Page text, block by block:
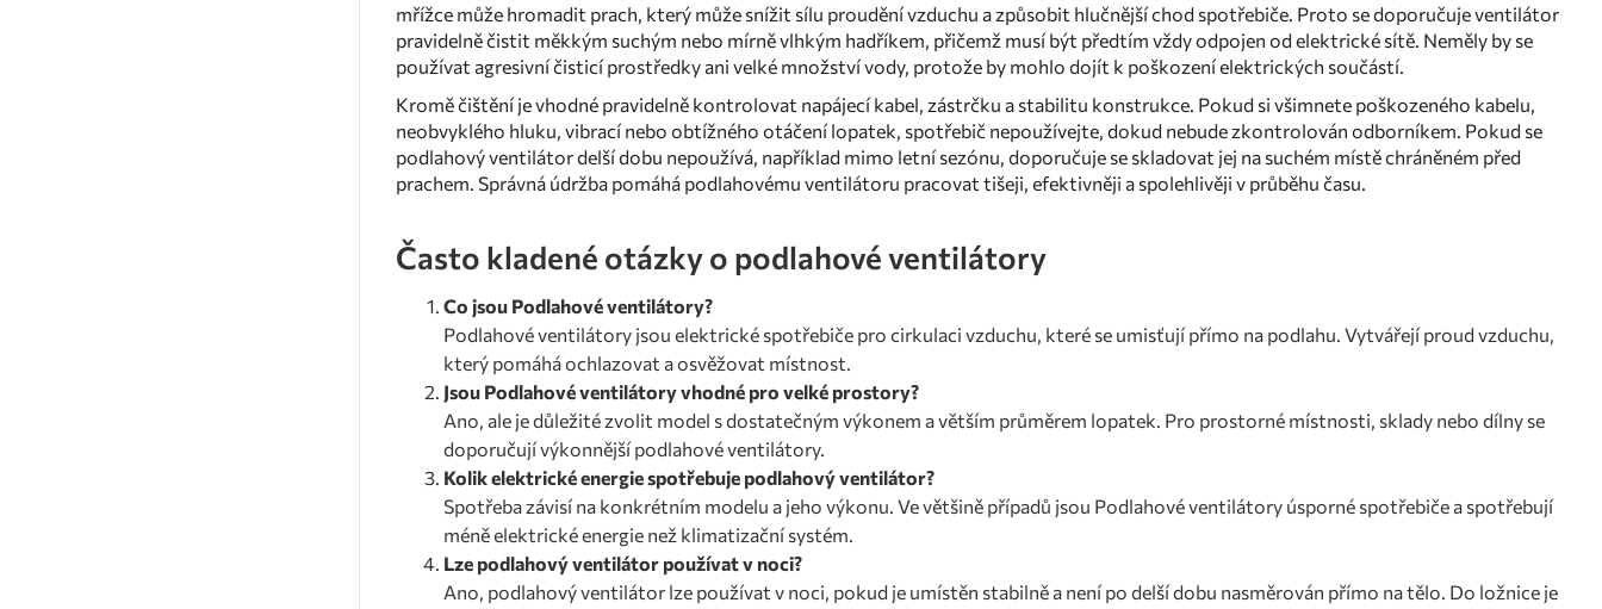
mřížce může hromadit prach, který může snížit sílu proudění vzduchu a způsobit hlučnější chod spotřebiče. Proto se doporučuje ventilátor
pravidelně čistit měkkým suchým nebo mírně vlhkým hadříkem, přičemž musí být předtím vždy odpojen od elektrické sítě. Neměly by se
používat agresivní čisticí prostředky ani velké množství vody, protože by mohlo dojít k poškození elektrických součástí.
Kromě čištění je vhodné pravidelně kontrolovat napájecí kabel, zástrčku a stabilitu konstrukce. Pokud si všimnete poškozeného kabelu,
neobvyklého hluku, vibrací nebo obtížného otáčení lopatek, spotřebič nepoužívejte, dokud nebude zkontrolován odborníkem. Pokud se
podlahový ventilátor delší dobu nepoužívá, například mimo letní sezónu, doporučuje se skladovat jej na suchém místě chráněném před
prachem. Správná údržba pomáhá podlahovému ventilátoru pracovat tišeji, efektivněji a spolehlivěji v průběhu času.
Často kladené otázky o podlahové ventilátory
Co jsou Podlahové ventilátory?
Podlahové ventilátory jsou elektrické spotřebiče pro cirkulaci vzduchu, které se umisťují přímo na podlahu. Vytvářejí proud vzduchu,
který pomáhá ochlazovat a osvěžovat místnost.
Jsou Podlahové ventilátory vhodné pro velké prostory?
Ano, ale je důležité zvolit model s dostatečným výkonem a větším průměrem lopatek. Pro prostorné místnosti, sklady nebo dílny se
doporučují výkonnější podlahové ventilátory.
Kolik elektrické energie spotřebuje podlahový ventilátor?
Spotřeba závisí na konkrétním modelu a jeho výkonu. Ve většině případů jsou Podlahové ventilátory úsporné spotřebiče a spotřebují
méně elektrické energie než klimatizační systém.
Lze podlahový ventilátor používat v noci?
Ano, podlahový ventilátor lze používat v noci, pokud je umístěn stabilně a není po delší dobu nasměrován přímo na tělo. Do ložnice je